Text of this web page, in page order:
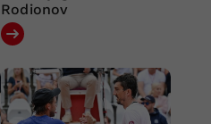
Rodionov